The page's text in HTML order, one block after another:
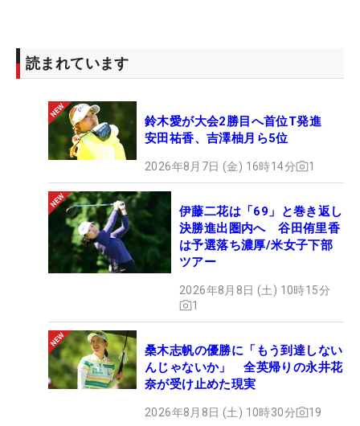
読まれています
鈴木愛が大会2勝目へ首位T発進
安田祐香、吉澤柚月ら5位
2026年8月7日 (金) 16時14分 1
伊藤二花は「69」と巻き返し
決勝進出圏内へ 谷田侑里香
は予選落ち濃厚/米女子下部
ツアー
2026年8月8日 (土) 10時15分
1
桑木志帆の優勝に「もう到達しない
んじゃないか」 全英帰りの永井花
奈が受け止めた現実
2026年8月8日 (土) 10時30分 19